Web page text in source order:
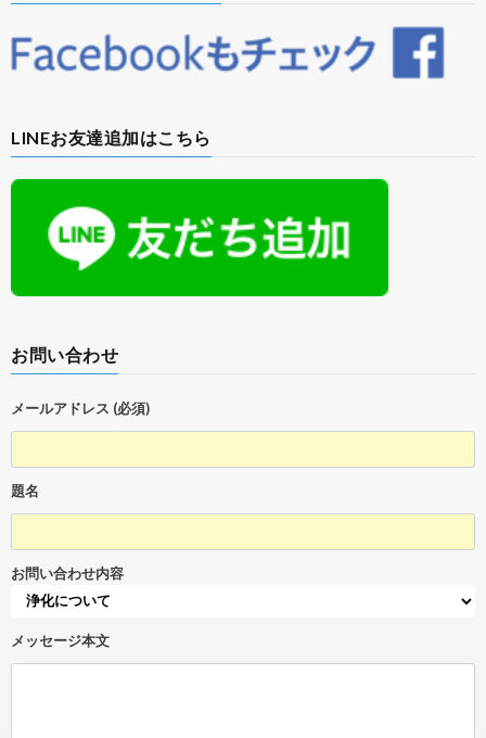
LINEお友達追加はこちら
お問い合わせ
メールアドレス (必須)
題名
お問い合わせ内容
メッセージ本文